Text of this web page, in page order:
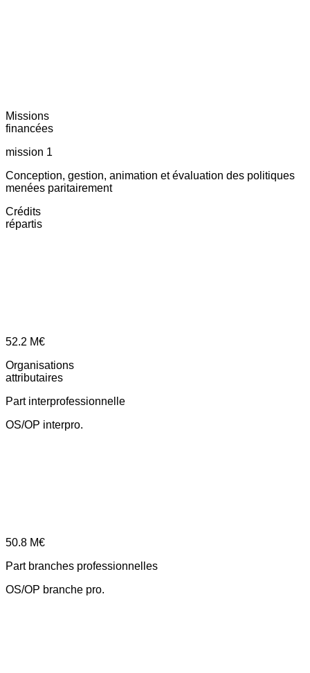
Missions
financées
mission 1
Conception, gestion, animation et évaluation des politiques
menées paritairement
Crédits
répartis
52.2 M€
Organisations
attributaires
Part interprofessionnelle
OS/OP interpro.
50.8 M€
Part branches professionnelles
OS/OP branche pro.